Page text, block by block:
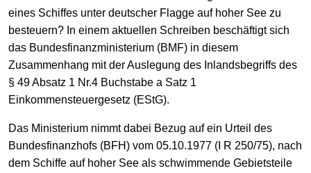
eines Schiffes unter deutscher Flagge auf hoher See zu
besteuern? In einem aktuellen Schreiben beschäftigt sich
das Bundesfinanzministerium (BMF) in diesem
Zusammenhang mit der Auslegung des Inlandsbegriffs des
§ 49 Absatz 1 Nr.4 Buchstabe a Satz 1
Einkommensteuergesetz (EStG).
Das Ministerium nimmt dabei Bezug auf ein Urteil des
Bundesfinanzhofs (BFH) vom 05.10.1977 (I R 250/75), nach
dem Schiffe auf hoher See als schwimmende Gebietsteile